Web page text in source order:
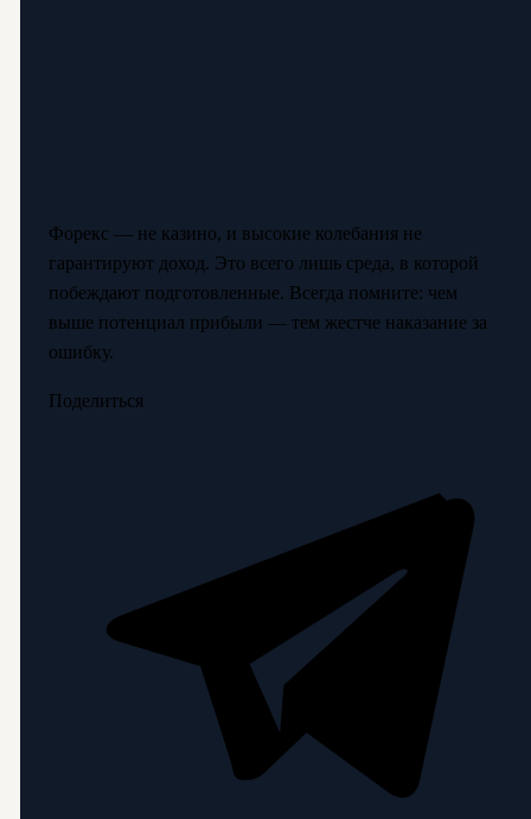
Форекс — не казино, и высокие колебания не
гарантируют доход. Это всего лишь среда, в которой
побеждают подготовленные. Всегда помните: чем
выше потенциал прибыли — тем жестче наказание за
ошибку.
Поделиться